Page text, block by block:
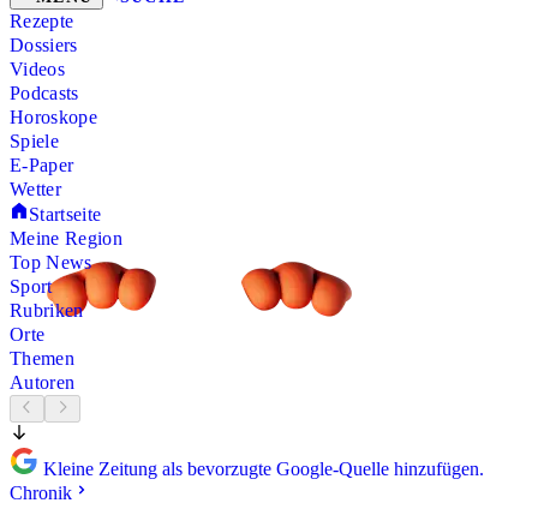
Rezepte
Dossiers
Videos
Podcasts
Horoskope
Spiele
E-Paper
Wetter
Startseite
Meine Region
Top News
Sport
Rubriken
Orte
Themen
Autoren
Kleine Zeitung als bevorzugte Google-Quelle hinzufügen.
Chronik